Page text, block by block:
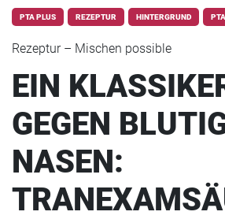
PTA PLUS REZEPTUR HINTERGRUND
Rezeptur – Mischen possible
EIN
GEGEN
NASEN: